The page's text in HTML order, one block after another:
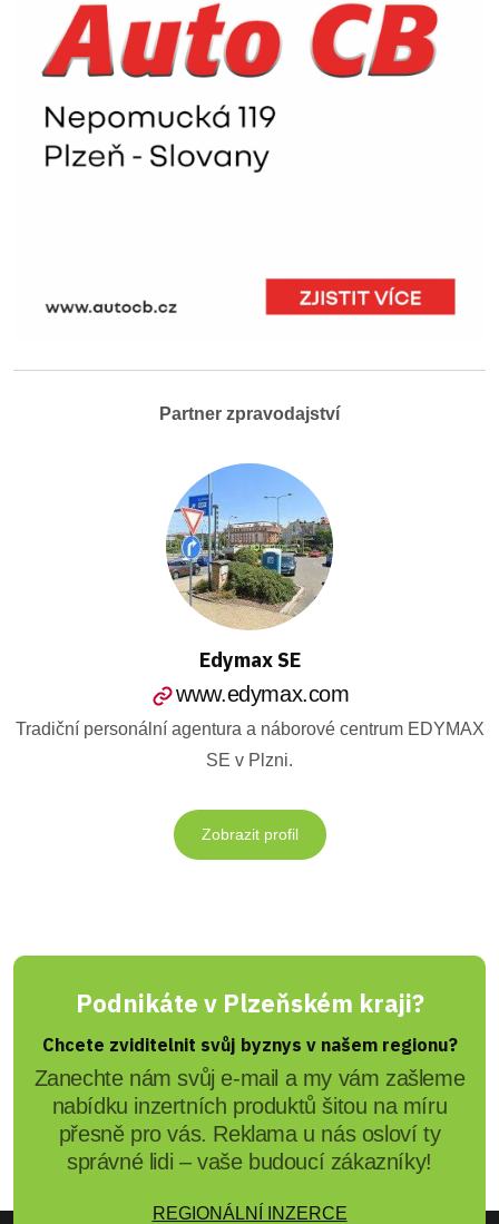
Partner zpravodajství
Edymax SE
www.edymax.com
Tradiční personální agentura a náborové centrum EDYMAX
SE v Plzni.
Zobrazit profil
Podnikáte v Plzeňském kraji?
Chcete zviditelnit svůj byznys v našem regionu?
Zanechte nám svůj e-mail a my vám zašleme
nabídku inzertních produktů šitou na míru
přesně pro vás. Reklama u nás osloví ty
správné lidi – vaše budoucí zákazníky!
REGIONÁLNÍ INZERCE